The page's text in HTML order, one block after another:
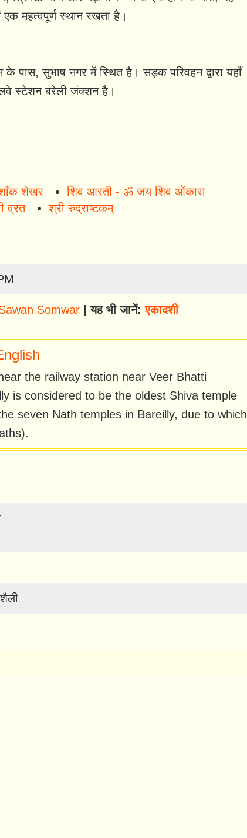
महत्वपूर्ण स्थान रखता है।
के पास, सुभाष नगर में स्थित है। सड़क परिवहन द्वारा यहाँ
स्टेशन बरेली जंक्शन है।
शेखर
शिव आरती - ॐ जय शिव ओंकारा
व्रत श्री रुद्राष्टकम्
Somwar| यह भी जानें:एकादशी
the railway station near Veer Bhatti
is considered to be the oldest Shiva temple
seven Nath temples in Bareilly, due to which